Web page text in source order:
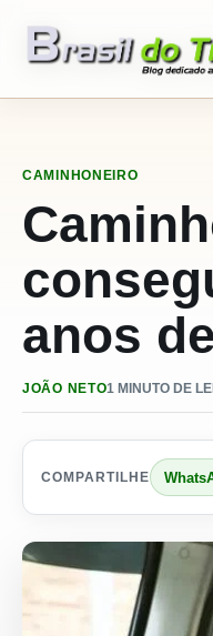
CAMINHONEIRO
anos
JOÃO NETO1 MINUTO DE
COMPARTILHE